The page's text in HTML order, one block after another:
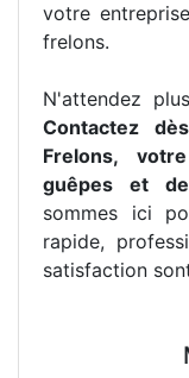
votre
frelons.
N'attendez
Contactez
Frelons,
guêpes et
sommes ici
rapide,
satisfaction